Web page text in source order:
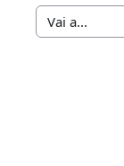
Vai a...